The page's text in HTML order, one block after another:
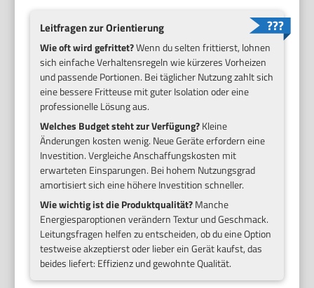
Leitfragen zur Orientierung
Wie oft wird gefrittet?Wenn du selten frittierst, lohnen
sich einfache Verhaltensregeln wie kürzeres Vorheizen
und passende Portionen. Bei täglicher Nutzung zahlt sich
eine bessere Fritteuse mit guter Isolation oder eine
professionelle Lösung aus.
Welches Budget steht zur Verfügung?Kleine
Änderungen kosten wenig. Neue Geräte erfordern eine
Investition. Vergleiche Anschaffungskosten mit
erwarteten Einsparungen. Bei hohem Nutzungsgrad
amortisiert sich eine höhere Investition schneller.
Wie wichtig ist die Produktqualität?Manche
Energiesparoptionen verändern Textur und Geschmack.
Leitungsfragen helfen zu entscheiden, ob du eine Option
testweise akzeptierst oder lieber ein Gerät kaufst, das
beides liefert: Effizienz und gewohnte Qualität.